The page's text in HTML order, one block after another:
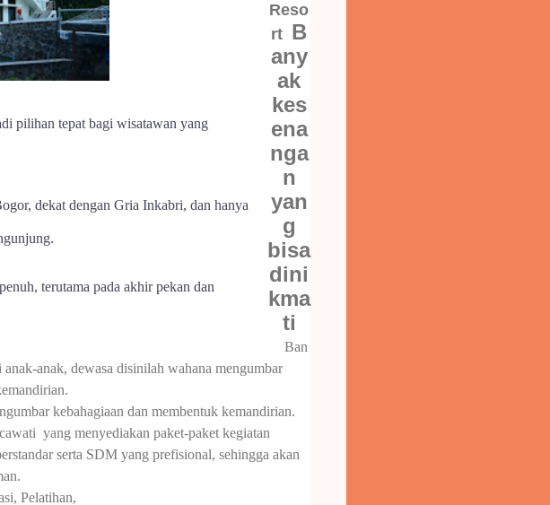
pilihan tepat bagi wisatawan yang
dekat dengan Gria Inkabri, dan hanya
terutama pada akhir pekan dan
Reso
rt B
any
ak
kes
ena
nga
n
yan
g
bisa
dini
kma
ti
Ban
anak-anak, dewasa disinilah wahana mengumbar
kebahagiaan dan membentuk kemandirian.
yang menyediakan paket-paket kegiatan
serta SDM yang prefisional, sehingga akan
Pelatihan,